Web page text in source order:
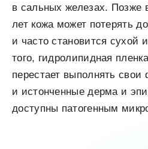
в сальных железах. Позже
лет кожа может потерять
и часто становится сухой
того, гидролипидная
перестает выполнять свои
и истонченные дерма и
доступны патогенным